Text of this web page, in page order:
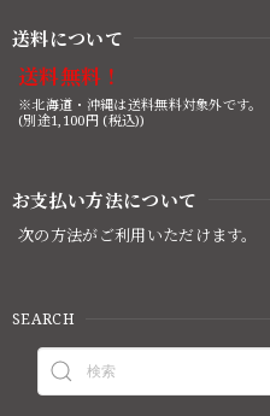
送料について
送料無料！
※北海道・沖縄は送料無料対象外です。
(別途1,100円 (税込))
お支払い方法について
次の方法がご利用いただけます。
SEARCH